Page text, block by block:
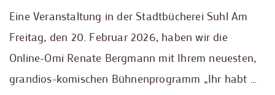
Eine Veranstaltung in der Stadtbücherei Suhl Am
Freitag, den 20. Februar 2026, haben wir die
Online-Omi Renate Bergmann mit Ihrem neuesten,
grandios-komischen Bühnenprogramm „Ihr habt …